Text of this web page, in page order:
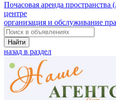
Почасовая аренда
центре
организация и обслуживание
Найти
назад в раздел